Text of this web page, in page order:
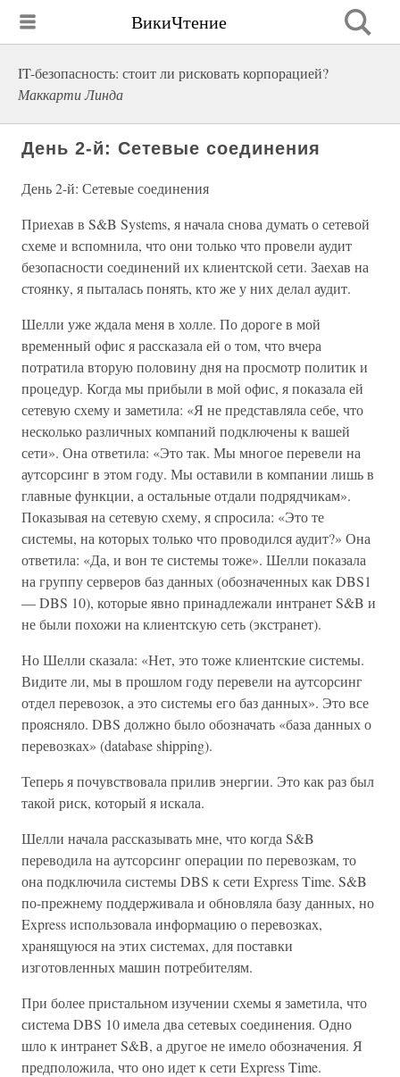
ВикиЧтение
IT-безопасность: стоит ли рисковать корпорацией?
Маккарти Линда
День 2-й: Сетевые соединения
День 2-й: Сетевые соединения
Приехав в S&B Systems, я начала снова думать о сетевой
схеме и вспомнила, что они только что провели аудит
безопасности соединений их клиентской сети. Заехав на
стоянку, я пыталась понять, кто же у них делал аудит.
Шелли уже ждала меня в холле. По дороге в мой
временный офис я рассказала ей о том, что вчера
потратила вторую половину дня на просмотр политик и
процедур. Когда мы прибыли в мой офис, я показала ей
сетевую схему и заметила: «Я не представляла себе, что
несколько различных компаний подключены к вашей
сети». Она ответила: «Это так. Мы многое перевели на
аутсорсинг в этом году. Мы оставили в компании лишь в
главные функции, а остальные отдали подрядчикам».
Показывая на сетевую схему, я спросила: «Это те
системы, на которых только что проводился аудит?» Она
ответила: «Да, и вон те системы тоже». Шелли показала
на группу серверов баз данных (обозначенных как DBS1
— DBS 10), которые явно принадлежали интранет S&B и
не были похожи на клиентскую сеть (экстранет).
Но Шелли сказала: «Нет, это тоже клиентские системы.
Видите ли, мы в прошлом году перевели на аутсорсинг
отдел перевозок, а это системы его баз данных». Это все
проясняло. DBS должно было обозначать «база данных о
перевозках» (database shipping).
Теперь я почувствовала прилив энергии. Это как раз был
такой риск, который я искала.
Шелли начала рассказывать мне, что когда S&B
переводила на аутсорсинг операции по перевозкам, то
она подключила системы DBS к сети Express Time. S&B
по-прежнему поддерживала и обновляла базу данных, но
Express использовала информацию о перевозках,
хранящуюся на этих системах, для поставки
изготовленных машин потребителям.
При более пристальном изучении схемы я заметила, что
система DBS 10 имела два сетевых соединения. Одно
шло к интранет S&B, а другое не имело обозначения. Я
предположила, что оно идет к сети Express Time.